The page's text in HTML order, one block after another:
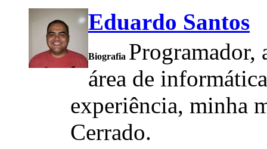
Eduardo Santos
Biografia Programador,
área de
experiência, minha
Cerrado.